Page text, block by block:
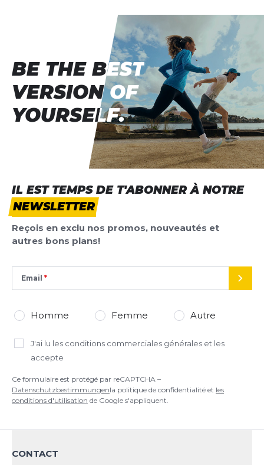
IL EST TEMPS DE T'ABONNER À NOTRE
NEWSLETTER
Reçois en exclu nos promos, nouveautés et
autres bons plans!
Email
Homme Femme Autre
J'ai lu les conditions commerciales générales et les
accepte
Ce formulaire est protégé par reCAPTCHA –
Datenschutzbestimmungenla politique de confidentialité et les
conditions d'utilisation de Google s'appliquent.
BE THE BEST
VERSION OF
YOURSELF.
BE THE BEST
VERSION OF
YOURSELF.
CONTACT